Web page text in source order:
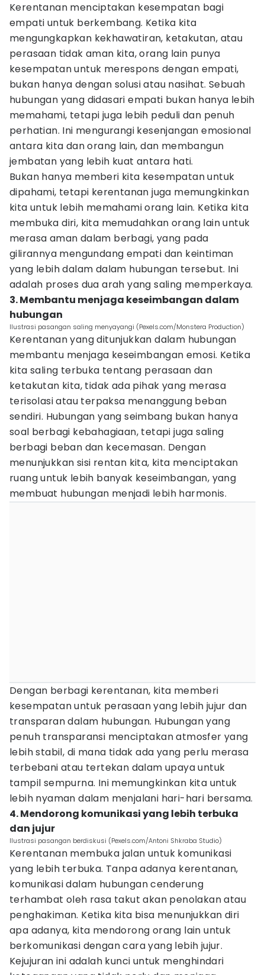
Kerentanan menciptakan kesempatan bagi
empati untuk berkembang. Ketika kita
mengungkapkan kekhawatiran, ketakutan, atau
perasaan tidak aman kita, orang lain punya
kesempatan untuk merespons dengan empati,
bukan hanya dengan solusi atau nasihat. Sebuah
hubungan yang didasari empati bukan hanya lebih
memahami, tetapi juga lebih peduli dan penuh
perhatian. Ini mengurangi kesenjangan emosional
antara kita dan orang lain, dan membangun
jembatan yang lebih kuat antara hati.
Bukan hanya memberi kita kesempatan untuk
dipahami, tetapi kerentanan juga memungkinkan
kita untuk lebih memahami orang lain. Ketika kita
membuka diri, kita memudahkan orang lain untuk
merasa aman dalam berbagi, yang pada
gilirannya mengundang empati dan keintiman
yang lebih dalam dalam hubungan tersebut. Ini
adalah proses dua arah yang saling memperkaya.
3. Membantu menjaga keseimbangan dalam
hubungan
Ilustrasi pasangan saling menyayangi (Pexels.com/Monstera Production)
Kerentanan yang ditunjukkan dalam hubungan
membantu menjaga keseimbangan emosi. Ketika
kita saling terbuka tentang perasaan dan
ketakutan kita, tidak ada pihak yang merasa
terisolasi atau terpaksa menanggung beban
sendiri. Hubungan yang seimbang bukan hanya
soal berbagi kebahagiaan, tetapi juga saling
berbagi beban dan kecemasan. Dengan
menunjukkan sisi rentan kita, kita menciptakan
ruang untuk lebih banyak keseimbangan, yang
membuat hubungan menjadi lebih harmonis.
Dengan berbagi kerentanan, kita memberi
kesempatan untuk perasaan yang lebih jujur dan
transparan dalam hubungan. Hubungan yang
penuh transparansi menciptakan atmosfer yang
lebih stabil, di mana tidak ada yang perlu merasa
terbebani atau tertekan dalam upaya untuk
tampil sempurna. Ini memungkinkan kita untuk
lebih nyaman dalam menjalani hari-hari bersama.
4. Mendorong komunikasi yang lebih terbuka
dan jujur
Ilustrasi pasangan berdiskusi (Pexels.com/Antoni Shkraba Studio)
Kerentanan membuka jalan untuk komunikasi
yang lebih terbuka. Tanpa adanya kerentanan,
komunikasi dalam hubungan cenderung
terhambat oleh rasa takut akan penolakan atau
penghakiman. Ketika kita bisa menunjukkan diri
apa adanya, kita mendorong orang lain untuk
berkomunikasi dengan cara yang lebih jujur.
Kejujuran ini adalah kunci untuk menghindari